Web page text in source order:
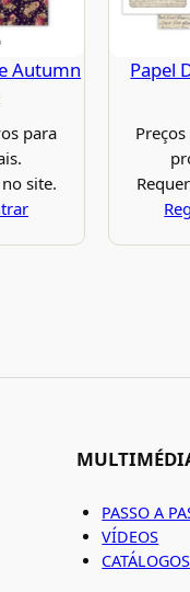
Autumn
para
site.
Papel
PASSO A
VÍDEOS
CATÁLOGOS